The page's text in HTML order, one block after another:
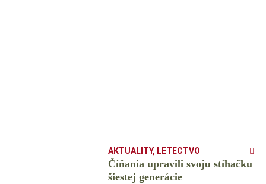
AKTUALITY, LETECTVO
Číňania upravili svoju stíhačku
šiestej generácie